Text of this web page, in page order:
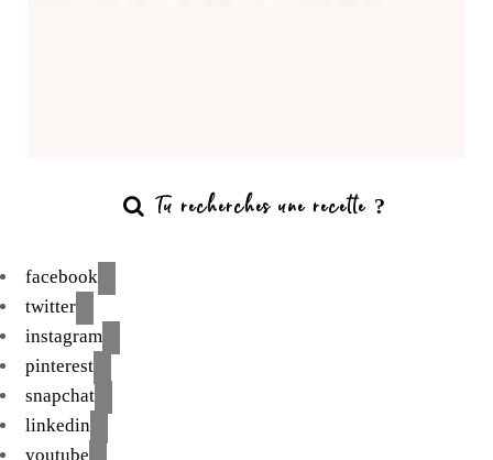
facebook
twitter
instagram
pinterest
snapchat
linkedin
youtube